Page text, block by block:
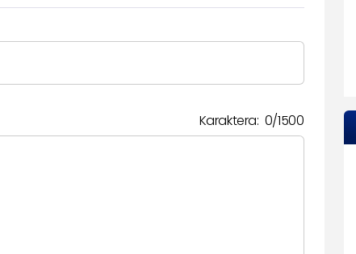
Karaktera: 0/1500